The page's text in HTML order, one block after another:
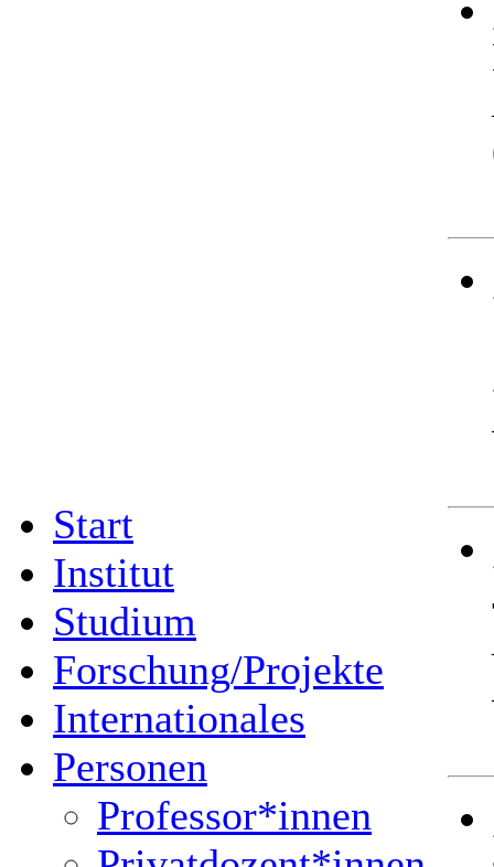
Start
Institut
Studium
Forschung/Projekte
Internationales
Personen
Professor*innen